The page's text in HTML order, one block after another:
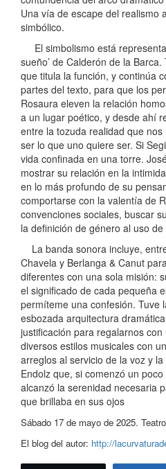
Una vía de escape del realismo
simbólico.
El simbolismo está
sueño’ de Calderón de la
que titula la función, y continúa
partes del texto, para que los
Rosaura eleven la relación
a un lugar poético, y desde ahí
entre la tozuda realidad que
ser lo que uno quiere ser. Si
vida confinada en una torre.
mostrar su relación en la
en lo más profundo de su
comportarse con la valentía de
convenciones sociales, buscar
la definición de género al uso de
La banda sonora incluye,
Chavela y Berlanga & Canut
diferentes con una sola misión:
el significado de cada pequeña
permíteme una confesión. Tuve
esbozada arquitectura
justificación para regalarnos
diversos estilos musicales con
arreglos al servicio de la voz y
Endolz que, si comenzó un
alcanzó la serenidad necesaria
que brillaba en sus ojos
Sábado 17 de mayo de 2025.
El blog del autor: http://